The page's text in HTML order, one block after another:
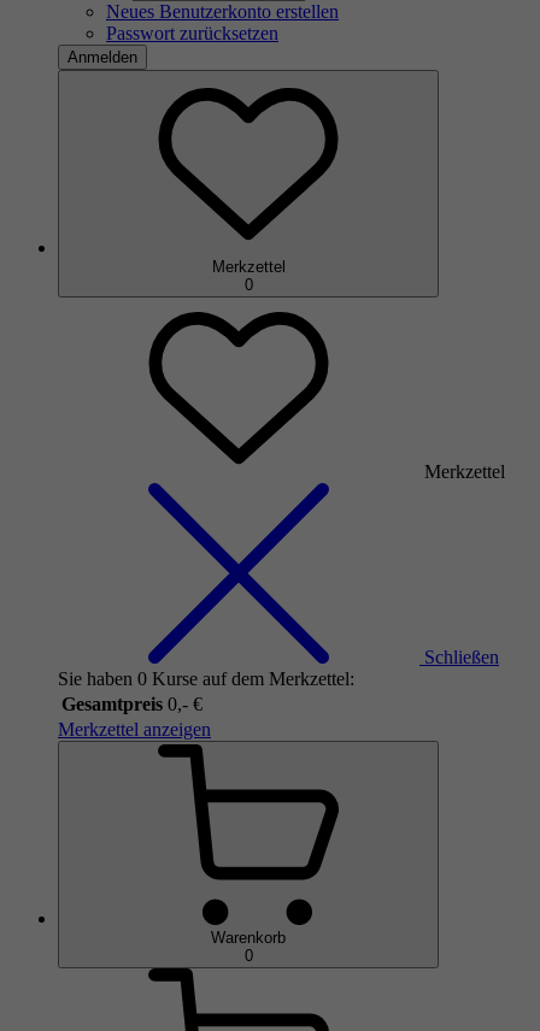
Neues Benutzerkonto erstellen
Passwort zurücksetzen
Anmelden
Merkzettel
0
Merkzettel
Schließen
Sie haben 0 Kurse auf dem Merkzettel:
Gesamtpreis 0,- €
Merkzettel anzeigen
Warenkorb
0